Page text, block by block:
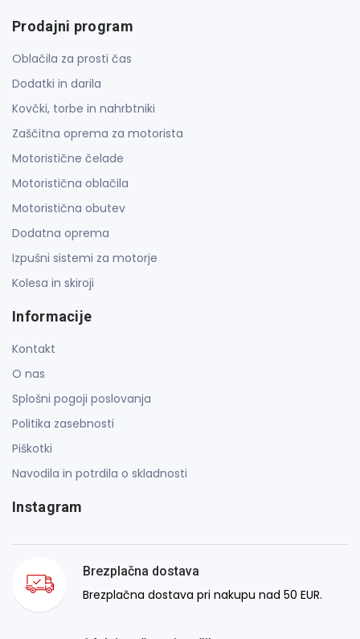
Prodajni program
Oblačila za prosti čas
Dodatki in darila
Kovčki, torbe in nahrbtniki
Zaščitna oprema za motorista
Motoristične čelade
Motoristična oblačila
Motoristična obutev
Dodatna oprema
Izpušni sistemi za motorje
Kolesa in skiroji
Informacije
Kontakt
O nas
Splošni pogoji poslovanja
Politika zasebnosti
Piškotki
Navodila in potrdila o skladnosti
Instagram
Brezplačna dostava
Brezplačna dostava pri nakupu nad 50 EUR.